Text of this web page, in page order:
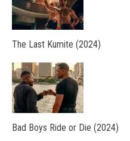
The Last Kumite (2024)
Bad Boys Ride or Die (2024)